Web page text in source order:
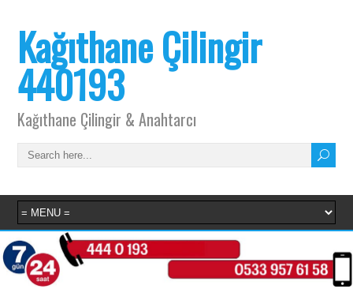
Kağıthane Çilingir
440193
Kağıthane Çilingir & Anahtarcı